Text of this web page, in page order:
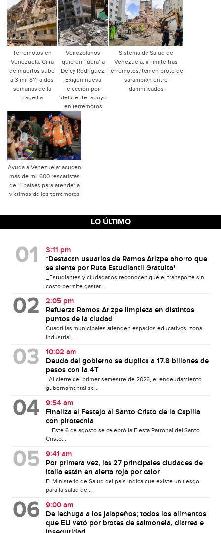
Terremotos en
Venezuela: Cifra
de muertos sube
a 3 mil 811, a dos
semanas de la
tragedia
Venezolanos
quieren ‘fuera’ a
Delcy Rodríguez:
Exigen nueva
elección por
‘deficiente’ apoyo
en terremotos
Sistema de Salud de
Venezuela, al límite tras
terremotos; temen brote de
sarampión entre
damnificados
Ayuda a Venezuela: acuden
más de mil 600 rescatistas
de 11 países para atender a
víctimas de los terremotos
LO ÚLTIMO
3:11 pm
*Destacan usuarios de Ramos Arizpe ahorro que
se siente por Ruta Estudiantil Gratuita*
_Estudiantes y ciudadanos reconocen que el transporte sin
costo permite gastar...
2:05 pm
Refuerza Ramos Arizpe limpieza en distintos
puntos de la ciudad
Cuadrillas municipales atienden espacios educativos, zona
industrial,...
10:02 am
Deuda del gobierno se duplica a 17.8 billones de
pesos con la 4T
Al cierre del primer semestre de 2026, el endeudamiento
gubernamental se...
9:54 am
Finaliza el Festejo al Santo Cristo de la Capilla
con pirotecnia
Este 6 de agosto se celebró la Fiesta Patronal del Santo
Cristo...
9:41 am
Por primera vez, las 27 principales ciudades de
Italia están en alerta roja por calor
El Ministerio de Salud del país indica que existe un riesgo
para la salud de...
9:00 am
De lechuga a los jalapeños; todos los alimentos
que EU vetó por brotes de salmonela, diarrea e